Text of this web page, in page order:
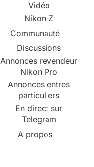
Vidéo
Nikon Z
Communauté
Discussions
Annonces revendeur
Nikon Pro
Annonces entres
particuliers
En direct sur
Telegram
A propos